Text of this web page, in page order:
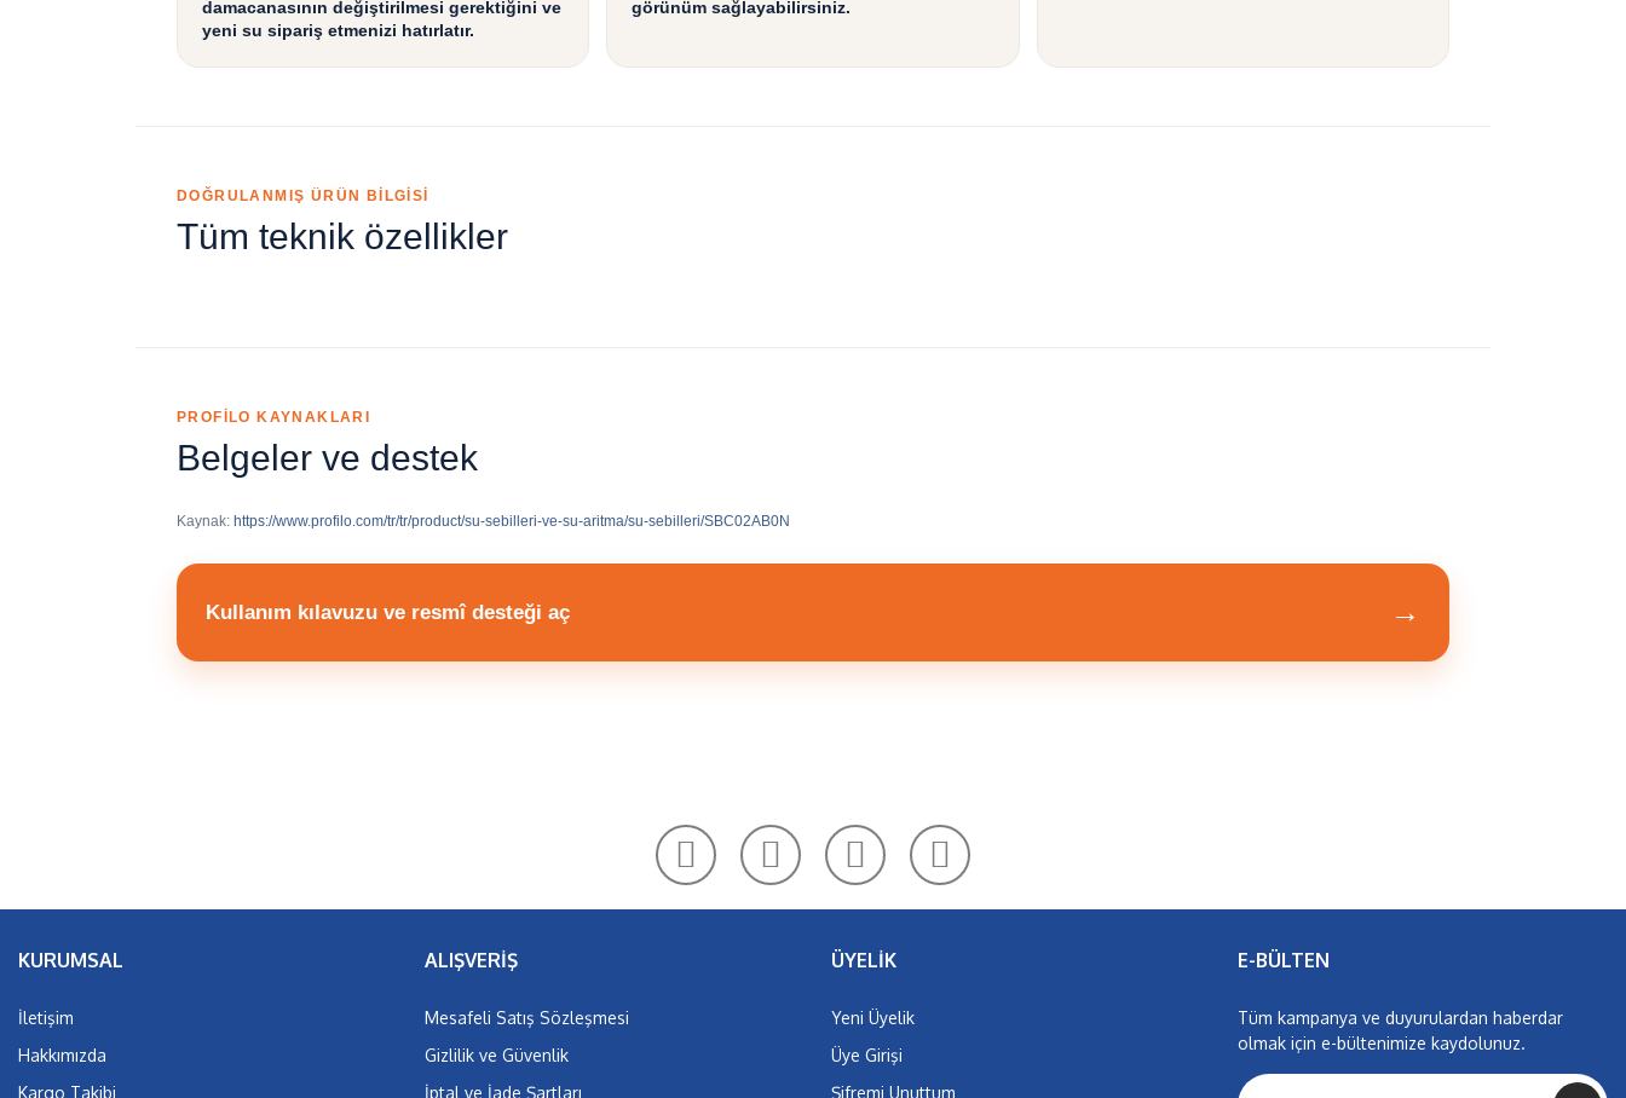
damacanasının değiştirilmesi gerektiğini ve
yeni su sipariş etmenizi hatırlatır.
görünüm sağlayabilirsiniz.
DOĞRULANMIŞ ÜRÜN BİLGİSİ
Tüm teknik özellikler
PROFİLO KAYNAKLARI
Belgeler ve destek
Kaynak: https://www.profilo.com/tr/tr/product/su-sebilleri-ve-su-aritma/su-sebilleri/SBC02AB0N
Kullanım kılavuzu ve resmî desteği aç →
Yorum Yaz
KURUMSAL
İletişim
Hakkımızda
Kargo Takibi
ALIŞVERİŞ
Mesafeli Satış Sözleşmesi
Gizlilik ve Güvenlik
İptal ve İade Şartları
ÜYELİK
Yeni Üyelik
Üye Girişi
Şifremi Unuttum
E-BÜLTEN
Tüm kampanya ve duyurulardan haberdar
olmak için e-bültenimize kaydolunuz.